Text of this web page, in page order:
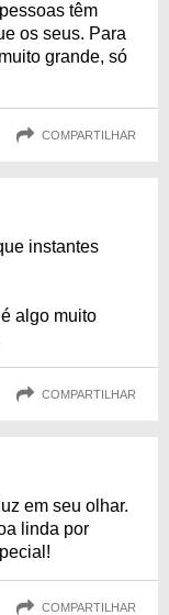
têm
os seus. Para
grande, só
COMPARTILHAR
instantes
algo muito
COMPARTILHAR
em seu olhar.
linda por
COMPARTILHAR